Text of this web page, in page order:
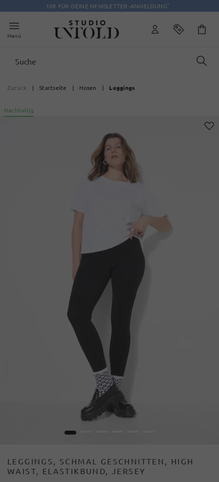
10€ FÜR DEINE NEWSLETTER-ANMELDUNG*
Menü
Zurück | Startseite | Hosen | Leggings
Nachhaltig
1
LEGGINGS, SCHMAL GESCHNITTEN, HIGH
WAIST, ELASTIKBUND, JERSEY